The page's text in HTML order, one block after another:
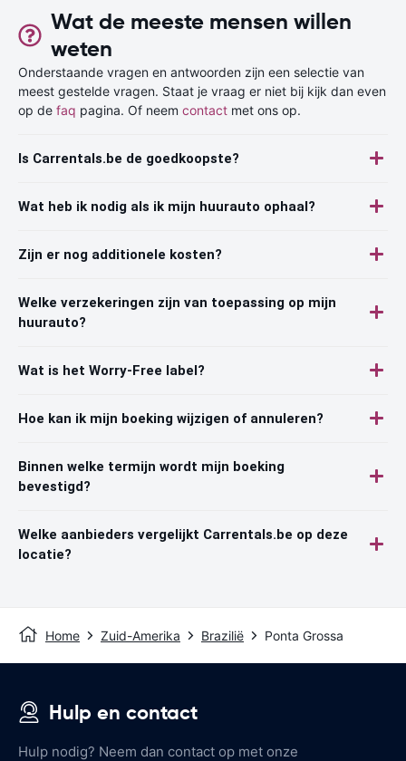
Wat de meeste mensen willen
weten
Onderstaande vragen en antwoorden zijn een selectie van
meest gestelde vragen. Staat je vraag er niet bij kijk dan even
op de faq pagina. Of neem contact met ons op.
Is Carrentals.be de goedkoopste?
Wat heb ik nodig als ik mijn huurauto ophaal?
Zijn er nog additionele kosten?
Welke verzekeringen zijn van toepassing op mijn
huurauto?
Wat is het Worry-Free label?
Hoe kan ik mijn boeking wijzigen of annuleren?
Binnen welke termijn wordt mijn boeking
bevestigd?
Welke aanbieders vergelijkt Carrentals.be op deze
locatie?
Home Zuid-Amerika Brazilië Ponta Grossa
Hulp en contact
Hulp nodig? Neem dan contact op met onze